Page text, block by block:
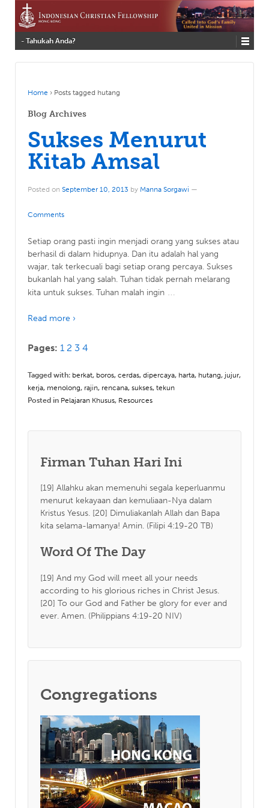
- Tahukah Anda?
Home › Posts tagged hutang
Blog Archives
Sukses Menurut
Kitab Amsal
Posted on September 10, 2013 by Manna Sorgawi —
Comments
Setiap orang pasti ingin menjadi orang yang sukses atau
berhasil di dalam hidupnya. Dan itu adalah hal yang
wajar, tak terkecuali bagi setiap orang percaya. Sukses
bukanlah hal yang salah. Tuhan tidak pernah melarang
kita untuk sukses. Tuhan malah ingin …
Read more ›
Pages: 1 2 3 4
Tagged with: berkat, boros, cerdas, dipercaya, harta, hutang, jujur,
kerja, menolong, rajin, rencana, sukses, tekun
Posted in Pelajaran Khusus, Resources
Firman Tuhan Hari Ini
[19] Allahku akan memenuhi segala keperluanmu
menurut kekayaan dan kemuliaan-Nya dalam
Kristus Yesus. [20] Dimuliakanlah Allah dan Bapa
kita selama-lamanya! Amin. (Filipi 4:19-20 TB)
Word Of The Day
[19] And my God will meet all your needs
according to his glorious riches in Christ Jesus.
[20] To our God and Father be glory for ever and
ever. Amen. (Philippians 4:19-20 NIV)
Congregations